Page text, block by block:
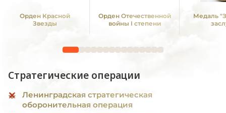
Орден Красной
Звезды
Орден Отечественной
войны I степени
Медаль
Стратегические операции
Ленинградская стратегическая
оборонительная операция